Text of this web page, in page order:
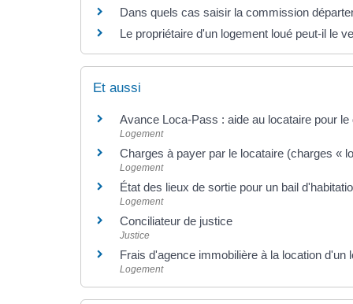
Dans quels cas saisir la commission
Le propriétaire d'un logement loué peut-il le
Et aussi
Avance Loca-Pass : aide au locataire pour le
Logement
Charges à payer par le locataire (charges «
Logement
État des lieux de sortie pour un bail
Logement
Conciliateur de justice
Justice
Frais d'agence immobilière à la location d'un
Logement